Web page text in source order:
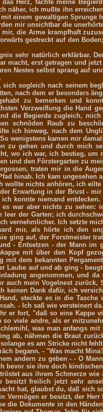
Herz, fachte meine
näher, ich mußte ihn
einem gewaltigen
mir unsichtbar die
die Arme krampfhaft
gestreckt auf den
sehr natürlich erklärbar.
macht, erst getragen und
Nestes selbst sprang auf
sich sogleich nach seinem
nach dem er besonders
zu bemerken und
Verzweiflung die Hand
die Begierde zugleich,
schnöden Raub zu
ich hinweg, nach dem
wenigstens kamen mir
zu gehen und durch mich
wo ich war, ich bestieg,
und den Förstergarten zu
traten mir in die
hinab. Ich kam ungesehen
wollte nichts anhören, ich eilte
Erwartung in der Brust -
konnte niemand
es war aber nichts zu
leer der Garten; ich
vernehmlicher. Ich setzte
mir, als hörte ich den
ging auf, der Forstmeister
- Entsetzen - der Mann im
mit über den Kopf
mit dem bekannten
Laube auf und ab ging -
angenommen, und
auch mein Vogelnest
keinen Dank dafür, ich
steckte es in die
- Ich saß wie versteinert da.
er fort, "daß so eine Kappe
so viele andre, als er
was man anfangs
ab, nähmen die Braut
es am Stricke nicht
begann. - "Was macht
andern zu geben - - O
bevor sie ihre doch
aus ihrem Schmerze
freilich jetzt sehr
hat, glaubst du, daß sich
Vermögen er besitzt, der
die Dokumente in den